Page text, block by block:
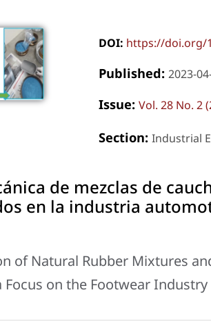
DOI: https://doi.org/
Published: 2023-
Issue: Vol. 28 No. 2
Section: Industrial
de mezclas de
en la industria
of Natural Rubber Mixtures
on the Footwear Industry